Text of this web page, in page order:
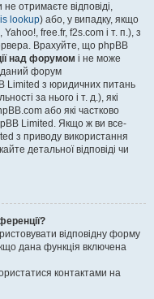
отримаєте відповіді,
lookup) або, у випадку, якщо
free.fr, f2s.com і т. п.), з
Врахуйте, що phpBB
над форумом і не може
даний форум
Limited з юридичних питань
за нього і т. д.), які
або які частково
Limited. Якщо ж ви все-
з приводу використання
детальної відповіді чи
відповідну форму
дана функція включена
контактами на